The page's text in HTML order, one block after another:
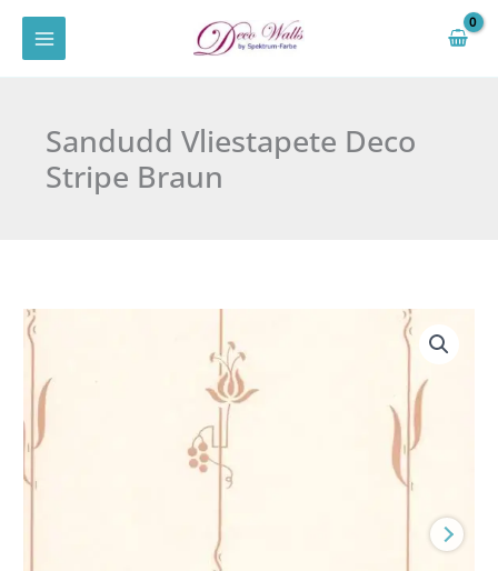
Zum
Inhalt
Sandudd Vliestapete Deco
Stripe Braun